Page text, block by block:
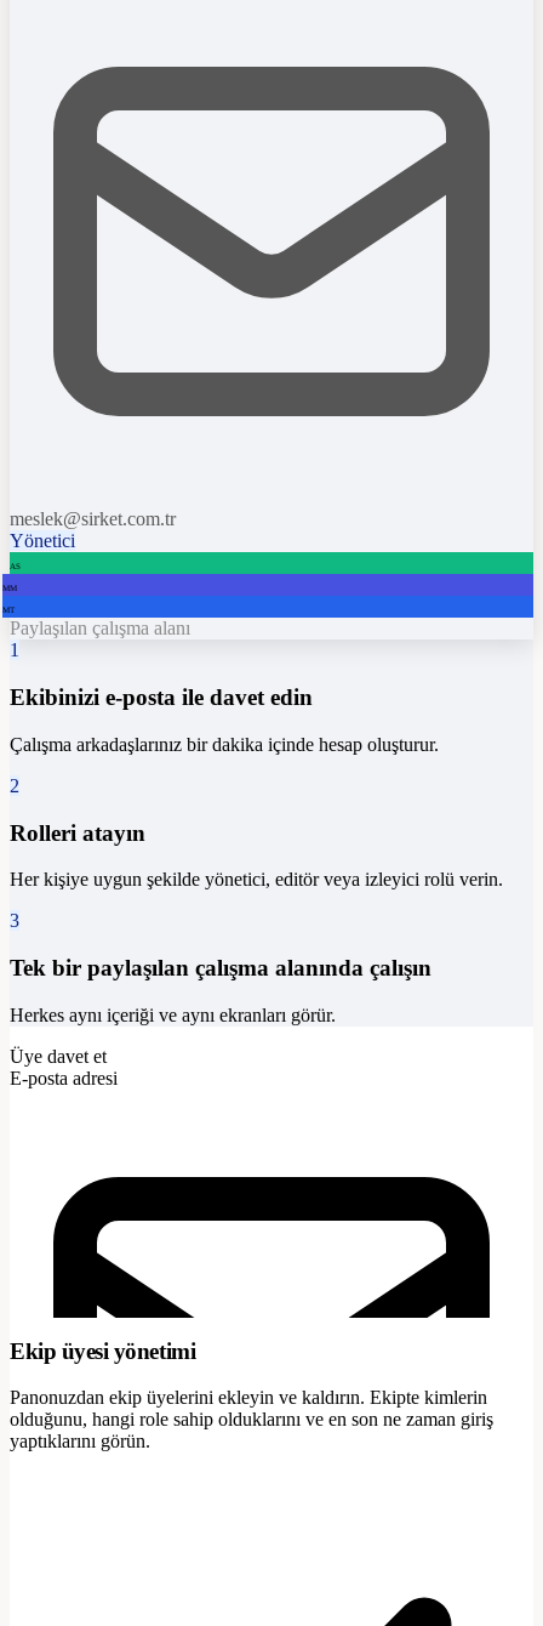
meslek@sirket.com.tr
Yönetici
AS
MM
MT
Paylaşılan çalışma alanı
1
Ekibinizi e-posta ile davet edin
Çalışma arkadaşlarınız bir dakika içinde hesap oluşturur.
2
Rolleri atayın
Her kişiye uygun şekilde yönetici, editör veya izleyici rolü verin.
3
Tek bir paylaşılan çalışma alanında çalışın
Herkes aynı içeriği ve aynı ekranları görür.
Üye davet et
E-posta adresi
Ekip üyesi yönetimi
Panonuzdan ekip üyelerini ekleyin ve kaldırın. Ekipte kimlerin
olduğunu, hangi role sahip olduklarını ve en son ne zaman giriş
yaptıklarını görün.